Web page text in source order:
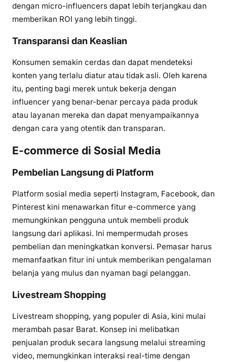
dengan micro-influencers dapat lebih terjangkau dan
memberikan ROI yang lebih tinggi.
Transparansi dan Keaslian
Konsumen semakin cerdas dan dapat mendeteksi
konten yang terlalu diatur atau tidak asli. Oleh karena
itu, penting bagi merek untuk bekerja dengan
influencer yang benar-benar percaya pada produk
atau layanan mereka dan dapat menyampaikannya
dengan cara yang otentik dan transparan.
E-commerce di Sosial Media
Pembelian Langsung di Platform
Platform sosial media seperti Instagram, Facebook, dan
Pinterest kini menawarkan fitur e-commerce yang
memungkinkan pengguna untuk membeli produk
langsung dari aplikasi. Ini mempermudah proses
pembelian dan meningkatkan konversi. Pemasar harus
memanfaatkan fitur ini untuk memberikan pengalaman
belanja yang mulus dan nyaman bagi pelanggan.
Livestream Shopping
Livestream shopping, yang populer di Asia, kini mulai
merambah pasar Barat. Konsep ini melibatkan
penjualan produk secara langsung melalui streaming
video, memungkinkan interaksi real-time dengan